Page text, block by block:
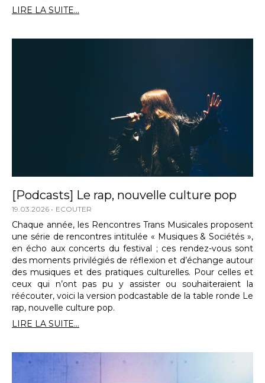
LIRE LA SUITE...
[Podcasts] Le rap, nouvelle culture pop
19.03.2026 ECOUTER
Chaque année, les Rencontres Trans Musicales proposent
une série de rencontres intitulée « Musiques & Sociétés »,
en écho aux concerts du festival ; ces rendez-vous sont
des moments privilégiés de réflexion et d’échange autour
des musiques et des pratiques culturelles. Pour celles et
ceux qui n’ont pas pu y assister ou souhaiteraient la
réécouter, voici la version podcastable de la table ronde Le
rap, nouvelle culture pop.
LIRE LA SUITE...